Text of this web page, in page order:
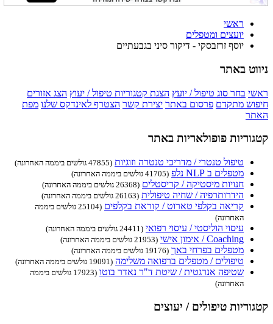
ראשי
יועצים ומטפלים
יוסף זרזבסקי - דיקור סיני בגבעתיים
ניווט באתר
ראשי בחר סוג טיפול / יועץ הצגת קטגוריות טיפול / יעוץ הצג אזורים
חיפוש מתקדם פרסום באתר יצירת קשר הצטרף לאינדקס שלנו מפת
האתר
קטגוריות פופולאריות באתר
טיפול טנטרי / מדריכי טנטרה וזוגיות (47855 גולשים ביממה האחרונה)
מטפלים ב NLP נלפ (41705 גולשים ביממה האחרונה)
חנויות מיסטיקה / קריסטלים (26368 גולשים ביממה האחרונה)
הידרותרפיה / שחיה טיפולית (26163 גולשים ביממה האחרונה)
קריאה בקלפי טארוט / קוראת בקלפים
(25104 גולשים ביממה
האחרונה)
עיסוי הוליסטי / עיסוי רפואי (24411 גולשים ביממה האחרונה)
Coaching / אימון אישי (21953 גולשים ביממה האחרונה)
מטפלים בפרחי באך (19176 גולשים ביממה האחרונה)
טיפולים / מטפלים ברפואה משלימה (19091 גולשים ביממה האחרונה)
שטיפה אנרגטית / שיטת ד"ר נאדר בוטו
(17923 גולשים ביממה
האחרונה)
קטגוריות טיפולים / יעוצים